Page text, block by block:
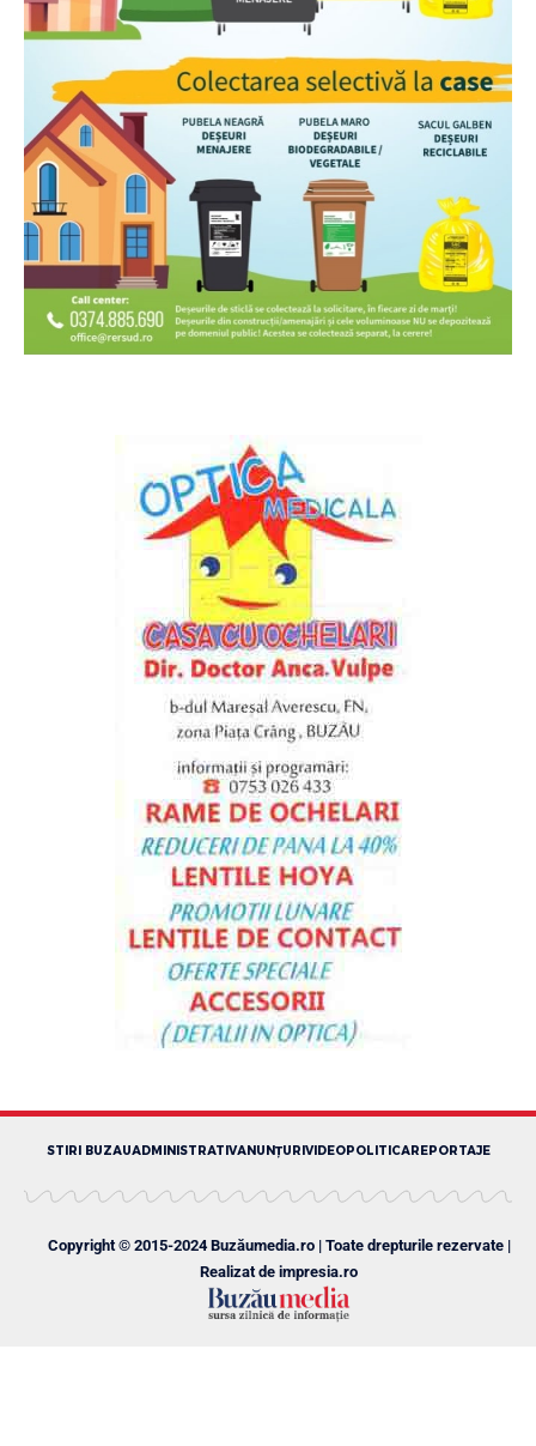
STIRI BUZAUADMINISTRATIVANUNȚURI VIDEOPOLITICAREPORTAJE
Copyright © 2015-2024 Buzăumedia.ro | Toate drepturile rezervate |
Realizat de impresia.ro